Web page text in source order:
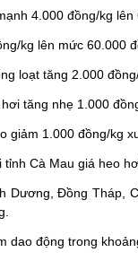
4.000 đồng/kg
kg lên mức 60.000
loạt tăng 2.000
tăng nhẹ 1.000
1.000 đồng/kg
Cà Mau giá heo
Dương, Đồng Tháp,
dao động trong